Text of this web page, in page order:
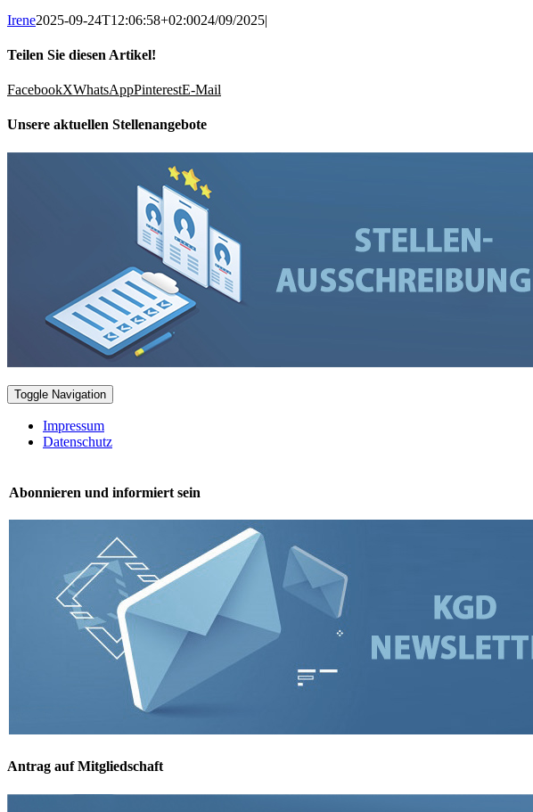
Irene2025-09-24T12:06:58+02:0024/09/2025|
Teilen Sie diesen Artikel!
FacebookXWhatsAppPinterestE-Mail
Unsere aktuellen Stellenangebote
Toggle Navigation
Impressum
Datenschutz
Abonnieren und informiert sein
Antrag auf Mitgliedschaft